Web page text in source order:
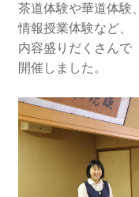
茶道体験や華道体験、
情報授業体験など、
内容盛りだくさんで
開催しました。